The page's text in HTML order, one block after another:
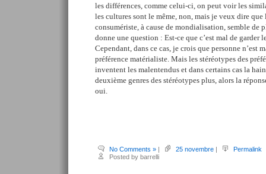
les différences, comme celui-ci, on peut voir les
les cultures sont le même, non, mais je veux dire
consumériste, à cause de mondialisation, semble de
donne une question : Est-ce que c’est mal de garder
Cependant, dans ce cas, je crois que personne n’est
préférence matérialiste. Mais les stéréotypes des
inventent les malentendus et dans certains cas la
deuxième genres des stéréotypes plus, alors la
oui.
No Comments » | 25 novembre |
Permalink
Posted by barrelli